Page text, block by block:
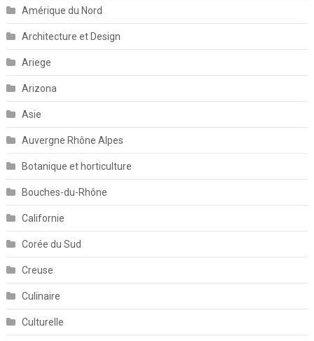
Amérique du Nord
Architecture et Design
Ariege
Arizona
Asie
Auvergne Rhône Alpes
Botanique et horticulture
Bouches-du-Rhône
Californie
Corée du Sud
Creuse
Culinaire
Culturelle